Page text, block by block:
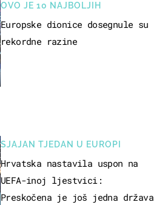
SJAJAN TJEDAN U EUROPI
Hrvatska nastavila uspon na
UEFA-inoj ljestvici:
Preskočena je još jedna država
OVO JE 10 NAJBOLJIH
Europske dionice dosegnule su
rekordne razine